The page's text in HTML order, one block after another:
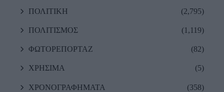
ΠΟΛΙΤΙΚΗ (2,795)
ΠΟΛΙΤΙΣΜΟΣ (1,119)
ΦΩΤΟΡΕΠΟΡΤΑΖ (82)
ΧΡΗΣΙΜΑ (5)
ΧΡΟΝΟΓΡΑΦΗΜΑΤΑ (358)